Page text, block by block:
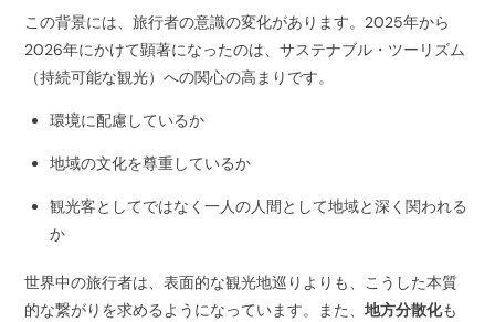
この背景には、旅行者の意識の変化があります。2025年から
2026年にかけて顕著になったのは、サステナブル・ツーリズム
（持続可能な観光）への関心の高まりです。
環境に配慮しているか
地域の文化を尊重しているか
観光客としてではなく一人の人間として地域と深く関われる
か
世界中の旅行者は、表面的な観光地巡りよりも、こうした本質
的な繋がりを求めるようになっています。また、地方分散化も